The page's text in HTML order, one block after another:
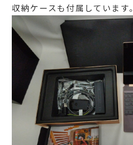
収納ケースも付属しています。